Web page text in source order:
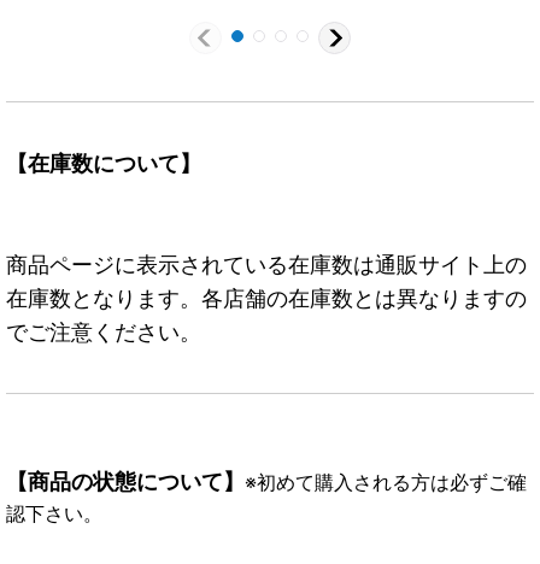
【在庫数について】
商品ページに表示されている在庫数は通販サイト上の
在庫数となります。各店舗の在庫数とは異なりますの
でご注意ください。
【商品の状態について】 ※初めて購入される方は必ずご確
認下さい。